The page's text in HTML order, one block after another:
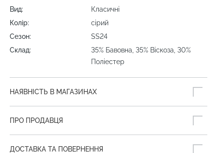
Вид:
Класичні
Колір:
сірий
Сезон:
SS24
Склад:
35% Бавовна, 35% Віскоза, 30%
Поліестер
НАЯВНІСТЬ В МАГАЗИНАХ
ПРО ПРОДАВЦЯ
ДОСТАВКА ТА ПОВЕРНЕННЯ